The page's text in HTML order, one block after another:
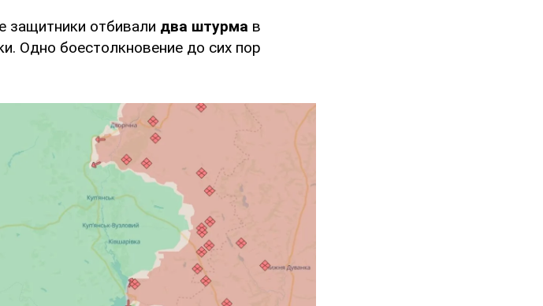
защитники отбивали два штурма в
Одно боестолкновение до сих пор